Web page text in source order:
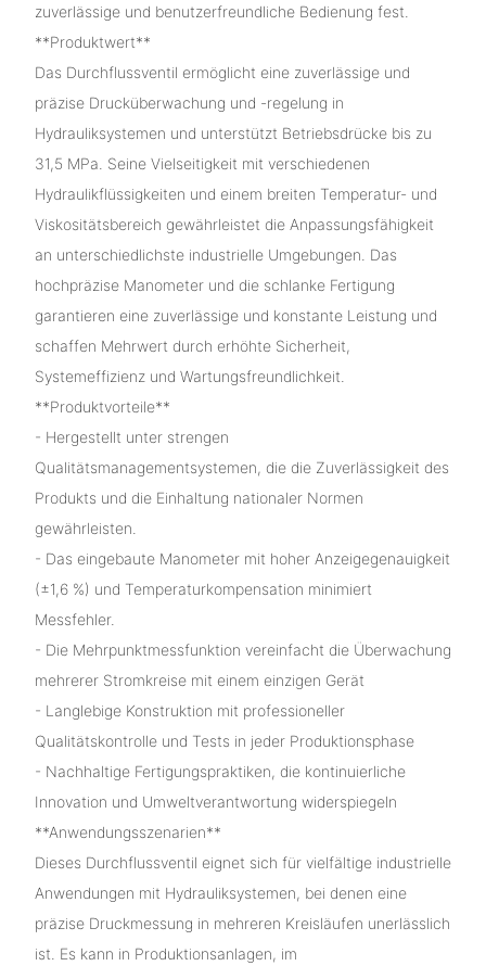
zuverlässige und benutzerfreundliche Bedienung fest.
**Produktwert**
Das Durchflussventil ermöglicht eine zuverlässige und
präzise Drucküberwachung und -regelung in
Hydrauliksystemen und unterstützt Betriebsdrücke bis zu
31,5 MPa. Seine Vielseitigkeit mit verschiedenen
Hydraulikflüssigkeiten und einem breiten Temperatur- und
Viskositätsbereich gewährleistet die Anpassungsfähigkeit
an unterschiedlichste industrielle Umgebungen. Das
hochpräzise Manometer und die schlanke Fertigung
garantieren eine zuverlässige und konstante Leistung und
schaffen Mehrwert durch erhöhte Sicherheit,
Systemeffizienz und Wartungsfreundlichkeit.
**Produktvorteile**
- Hergestellt unter strengen
Qualitätsmanagementsystemen, die die Zuverlässigkeit des
Produkts und die Einhaltung nationaler Normen
gewährleisten.
- Das eingebaute Manometer mit hoher Anzeigegenauigkeit
(±1,6 %) und Temperaturkompensation minimiert
Messfehler.
- Die Mehrpunktmessfunktion vereinfacht die Überwachung
mehrerer Stromkreise mit einem einzigen Gerät
- Langlebige Konstruktion mit professioneller
Qualitätskontrolle und Tests in jeder Produktionsphase
- Nachhaltige Fertigungspraktiken, die kontinuierliche
Innovation und Umweltverantwortung widerspiegeln
**Anwendungsszenarien**
Dieses Durchflussventil eignet sich für vielfältige industrielle
Anwendungen mit Hydrauliksystemen, bei denen eine
präzise Druckmessung in mehreren Kreisläufen unerlässlich
ist. Es kann in Produktionsanlagen, im